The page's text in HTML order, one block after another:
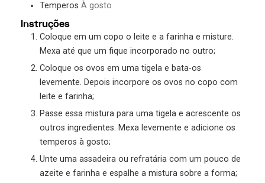
Temperos À gosto
Instruções
Coloque em um copo o leite e a farinha e misture.
Mexa até que um fique incorporado no outro;
Coloque os ovos em uma tigela e bata-os
levemente. Depois incorpore os ovos no copo com
leite e farinha;
Passe essa mistura para uma tigela e acrescente os
outros ingredientes. Mexa levemente e adicione os
temperos à gosto;
Unte uma assadeira ou refratária com um pouco de
azeite e farinha e espalhe a mistura sobre a forma;